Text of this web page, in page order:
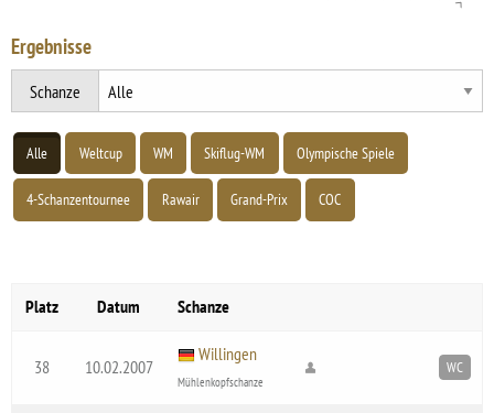
Ergebnisse
Schanze
Alle Weltcup WM Skiflug-WM Olympische Spiele
4-Schanzentournee Rawair Grand-Prix COC
Platz Datum Schanze
38 10.02.2007
Willingen
Mühlenkopfschanze
WC